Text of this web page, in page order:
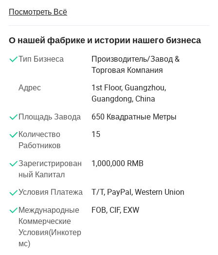
специализирующийся на алмазных сверхтвердых
материалах. Компания имеет команду разработчиков
и исследований программного обеспечения с более
профессиональных инженеров в области
механического, электрического и лазерного
оборудования, которые могут предоставить клиентам
комплексные решения по обработке алмазов (CVD,
натуральные алмазы, HPHT, карбид кремния и т.д.). До
настоящего времени компания поддерживала связь и
производителями оборудования, как Германия,
Израиль, США и Индия, обеспечивая лидирующее
положение на международном уровне алмазное
лазерное режущее оборудование, разработанное
Посмотреть Всё
О нашей фабрике и истории нашего бизнеса
Тип Бизнеса
Производитель/Завод &
Торговая Компания
Адрес
1st Floor, Guangzhou,
Guangdong, China
Площадь Завода
650 Квадратные Метры
Количество
Работников
15
Зарегистрирован
ный Капитал
1,000,000 RMB
Условия Платежа
T/T, PayPal, Western Union
Международные
Коммерческие
Условия(Инкотер
мс)
FOB, CIF, EXW